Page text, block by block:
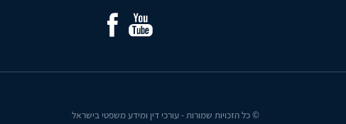
© כל הזכויות שמורות - עורכי דין ומידע משפטי בישראל